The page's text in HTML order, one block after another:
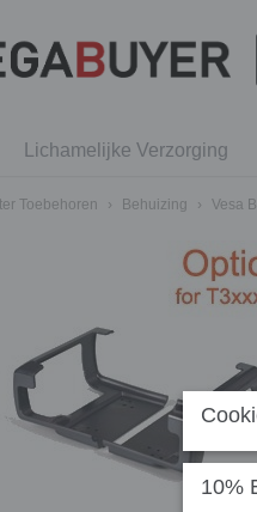
Lichamelijke Verzorging
Toebehoren › Behuizing › Vesa
10%